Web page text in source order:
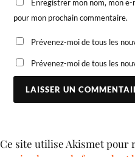
Enregistrer mon nom, mon
pour mon prochain commentaire.
Prévenez-moi de tous les
Prévenez-moi de tous les
Ce site utilise Akismet pour